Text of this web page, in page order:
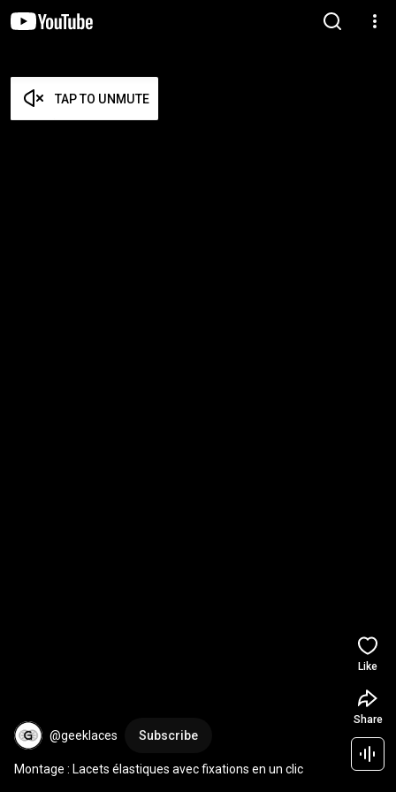
TAP TO UNMUTE
@geeklaces Subscribe
Montage : Lacets élastiques avec fixations en un clic
Like
Share